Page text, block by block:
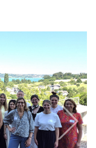
weiter